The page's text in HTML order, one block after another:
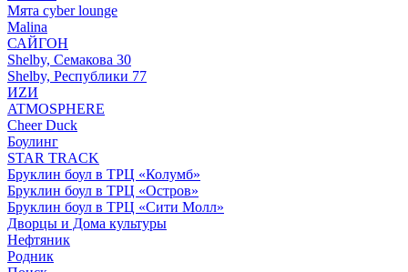
Мята cyber lounge
Malina
САЙГОН
Shelby, Семакова 30
Shelby, Республики 77
ИZИ
ATMOSPHERE
Cheer Duck
Боулинг
STAR TRACK
Бруклин боул в ТРЦ «Колумб»
Бруклин боул в ТРЦ «Остров»
Бруклин боул в ТРЦ «Сити Молл»
Дворцы и Дома культуры
Нефтяник
Родник